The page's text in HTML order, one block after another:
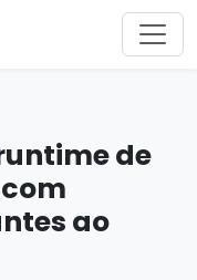
de
ao